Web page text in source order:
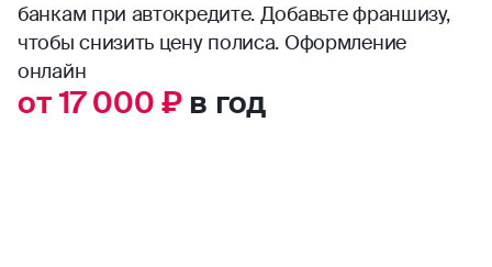
банкам при автокредите. Добавьте франшизу,
чтобы снизить цену полиса. Оформление
онлайн
от 17 000 ₽в год